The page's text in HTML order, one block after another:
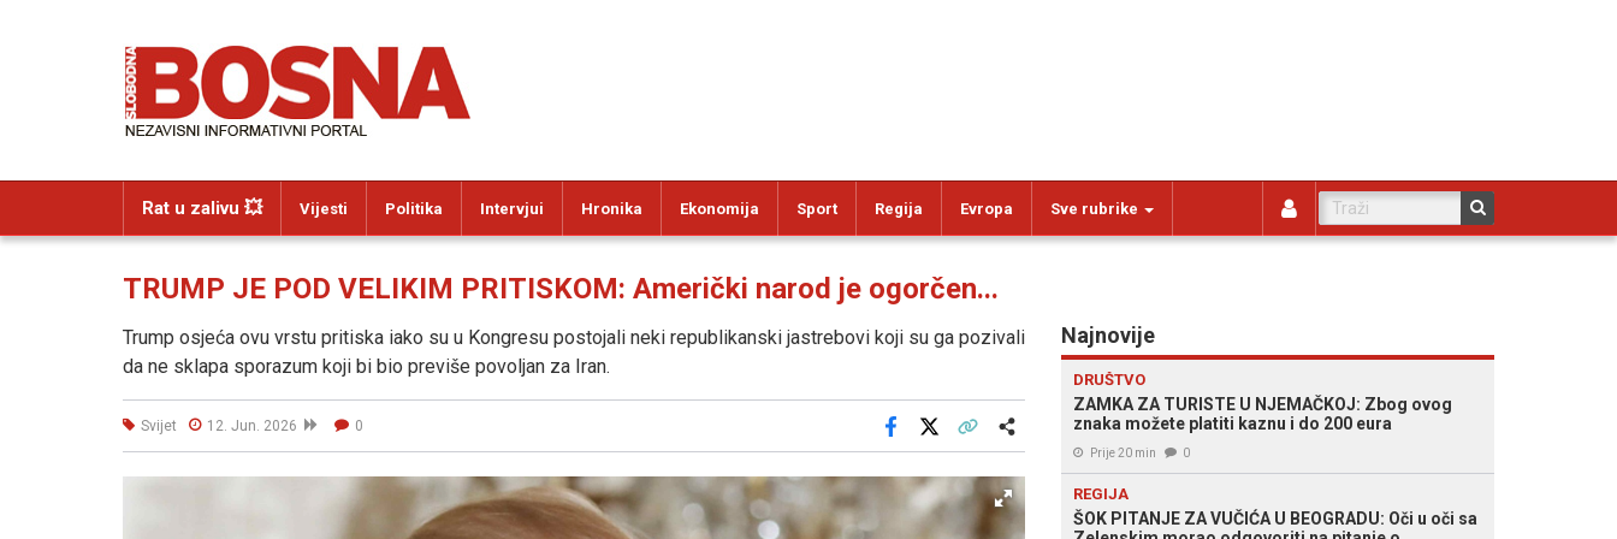
Rat u zalivu 💥 Vijesti Politika Intervjui Hronika Ekonomija Sport Regija Evropa Sve rubrike
TRUMP JE POD VELIKIM PRITISKOM: Američki narod je ogorčen...
Trump osjeća ovu vrstu pritiska iako su u Kongresu postojali neki republikanski jastrebovi koji su ga pozivali
da ne sklapa sporazum koji bi bio previše povoljan za Iran.
Svijet 12. Jun. 2026 0
Facebook
Najnovije
DRUŠTVO
ZAMKA ZA TURISTE U NJEMAČKOJ: Zbog ovog
znaka možete platiti kaznu i do 200 eura
Prije 20 min 0
REGIJA
ŠOK PITANJE ZA VUČIĆA U BEOGRADU: Oči u oči sa